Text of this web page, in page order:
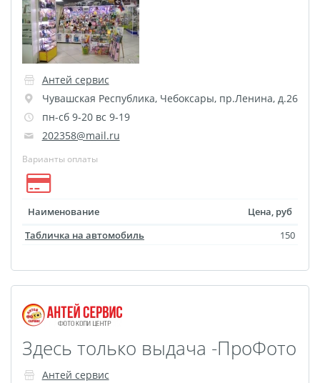
Рекламные конструкции
Обложки для авто
документов
Дизайн фотокниг
Фото на носках
вакцинации
Фото на толстовках
Оживающая трек
пластинка
Постеры с дизайном
Фотострипы
Инстаграм
Гекса История
Антей сервис
Чувашская Республика, Чебоксары, пр.Ленина, д.26
пн-сб 9-20 вс 9-19
202358@mail.ru
Варианты оплаты
Наименование
Цена, руб
Табличка на автомобиль
150
Здесь только выдача -ПроФото
Антей сервис